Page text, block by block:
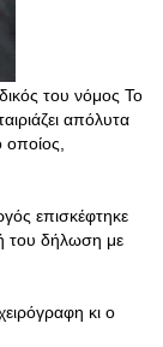
του νόμος Το
απόλυτα
επισκέφτηκε
του δήλωση με
κι ο